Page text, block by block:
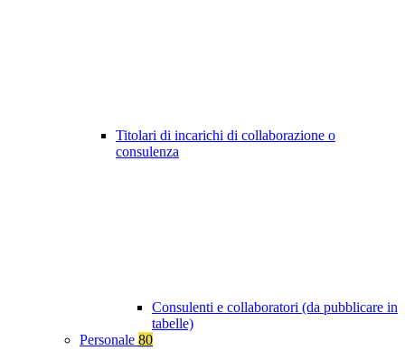
Titolari di incarichi di collaborazione o
consulenza
Consulenti e collaboratori (da pubblicare in
tabelle)
Personale 80